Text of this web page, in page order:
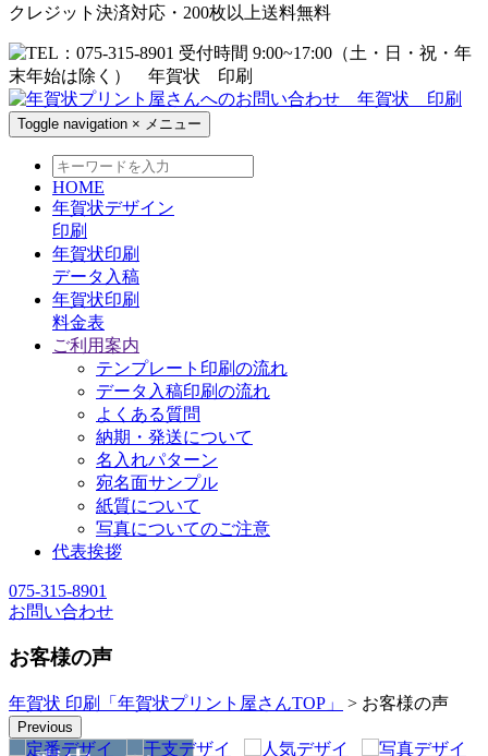
クレジット決済対応・200枚以上送料無料
Toggle navigation × メニュー
HOME
年賀状デザイン
印刷
年賀状印刷
データ入稿
年賀状印刷
料金表
ご利用案内
テンプレート印刷の流れ
データ入稿印刷の流れ
よくある質問
納期・発送について
名入れパターン
宛名面サンプル
紙質について
写真についてのご注意
代表挨拶
075-315-8901
お問い合わせ
お客様の声
年賀状 印刷「年賀状プリント屋さんTOP」 > お客様の声
Previous